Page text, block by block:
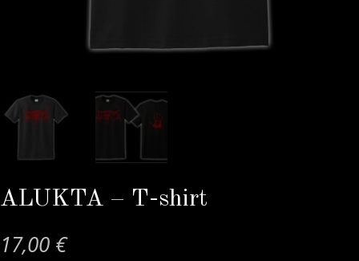
ALUKTA – T-shirt
17,00 €